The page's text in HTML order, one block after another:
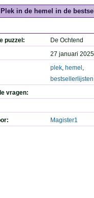
Plek in de hemel in de
puzzel:
De Ochtend
27 januari
plek, hemel ,
bestsellerlijsten
vragen:
Magister1